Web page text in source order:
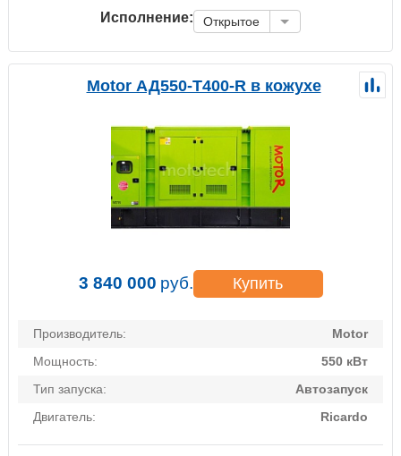
Исполнение: Открытое
Motor АД550-Т400-R в кожухе
3 840 000 руб. Купить
Производитель:
Motor
Мощность:
550 кВт
Тип запуска:
Автозапуск
Двигатель:
Ricardo